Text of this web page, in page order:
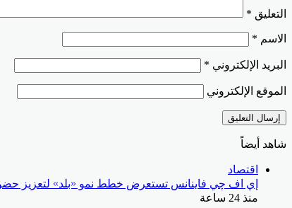
التعليق *
الاسم *
البريد الإلكتروني *
الموقع الإلكتروني
شاهد أيضاً
اقتصاد
إي اف چي فاينانس تستعرض خطط نمو «بلد» لتعزيز
منذ 24 ساعة